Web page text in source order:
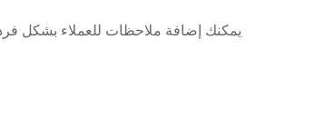
يمكنك إضافة ملاحظات للعملاء بشكل